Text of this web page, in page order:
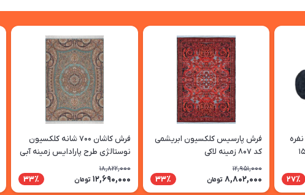
210*155
27٪
فرش پارسیس کلکسیون ابریشمی
کد 807 زمینه لاکی
12,951,000
8,802,000 تومان 33٪
فرش کاشان 700 شانه کلکسیون
نوستالژی طرح پارادایس زمینه آبی
18,822,000
12,690,000 تومان 33٪